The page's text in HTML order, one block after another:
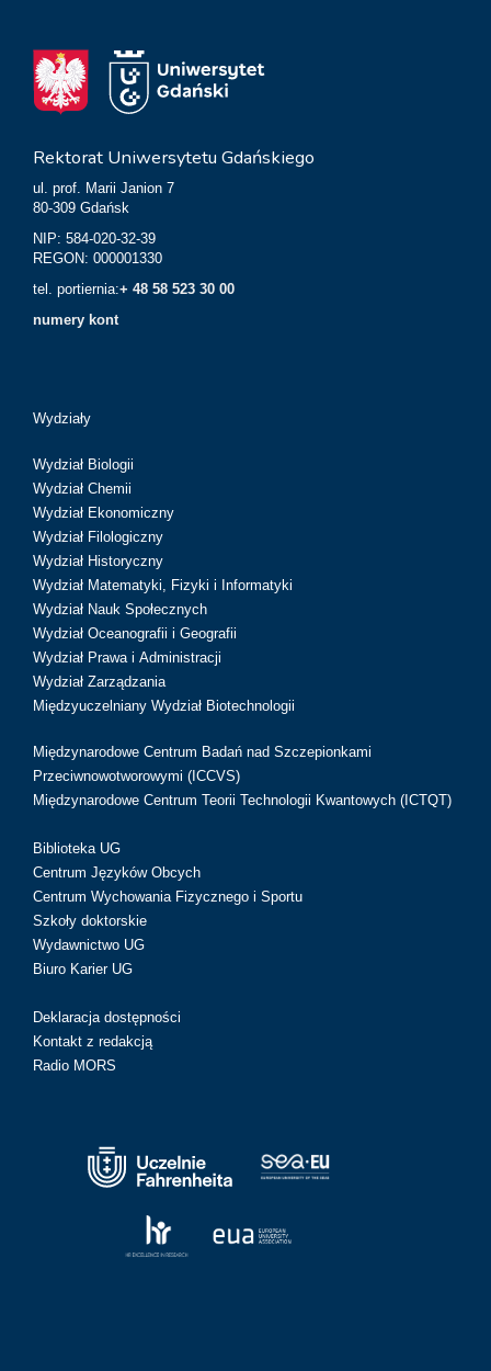
Rektorat Uniwersytetu Gdańskiego
ul. prof. Marii Janion 7
80-309 Gdańsk
NIP: 584-020-32-39
REGON: 000001330
tel. portiernia:+ 48 58 523 30 00
numery kont
Wydziały
Wydział Biologii
Wydział Chemii
Wydział Ekonomiczny
Wydział Filologiczny
Wydział Historyczny
Wydział Matematyki, Fizyki i Informatyki
Wydział Nauk Społecznych
Wydział Oceanografii i Geografii
Wydział Prawa i Administracji
Wydział Zarządzania
Międzyuczelniany Wydział Biotechnologii
Międzynarodowe Centrum Badań nad Szczepionkami
Przeciwnowotworowymi (ICCVS)
Międzynarodowe Centrum Teorii Technologii Kwantowych (ICTQT)
Biblioteka UG
Centrum Języków Obcych
Centrum Wychowania Fizycznego i Sportu
Szkoły doktorskie
Wydawnictwo UG
Biuro Karier UG
Deklaracja dostępności
Kontakt z redakcją
Radio MORS